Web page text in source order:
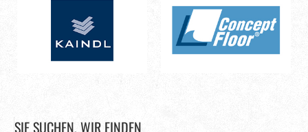
SIE SUCHEN, WIR FINDEN